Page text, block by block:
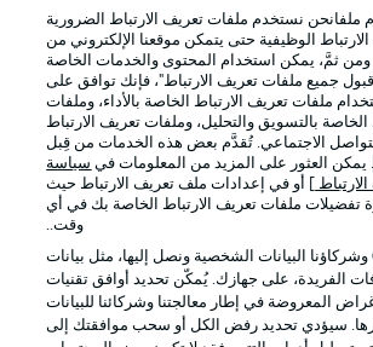
الإخطارات القانونية
الوظائف
تواصل معنا
ملفانحن نستخدم ملفات تعريف الارتباط الضرورية
الوظيفية حتى يتمكن موقعنا الإلكتروني من
ثمَّ، يمكن استخدام المحتوى والخدمات الخاصة
جميع ملفات تعريف الارتباط"، فإنك توافق على
ملفات تعريف الارتباط الخاصة بالأداء، وملفات
الخاصة بالتسويق والتحليل، وملفات تعريف الارتباط
الاجتماعي. تُقدَّم بعض هذه الخدمات من قِبل
. يمكن العثور على المزيد من المعلومات في سياسة
] أو في إعدادات ملف تعريف الارتباط حيث
تفضيلات ملفات تعريف الارتباط الخاصة بك في أي
وقت..
وشركاؤنا البيانات الشخصية ونصل إليها، مثل بيانات
الفريدة، على جهازك. يُمكّن تحديد أوافق تقنيات
المعروضة في إطار معالجتنا وشركائنا للبيانات
سيؤدي تحديد رفض الكل أو سحب موافقتك إلى